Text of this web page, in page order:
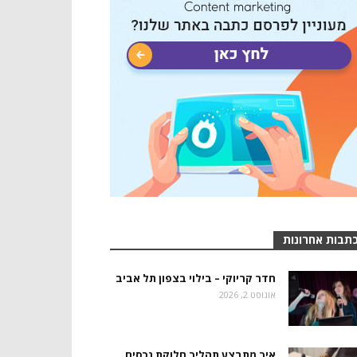
אחרונות
חדר קריוקי – בילוי בצפון תל אביב
אוגוסט 2, 2026